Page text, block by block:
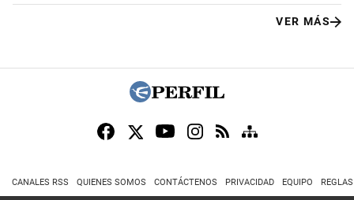
VER MÁS
CANALES RSS QUIENES SOMOS CONTÁCTENOS PRIVACIDAD EQUIPO